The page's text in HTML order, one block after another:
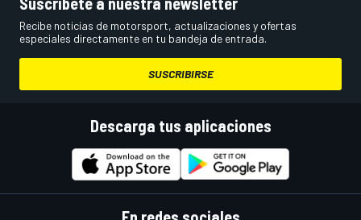
Recibe noticias de motorsport, actualizaciones y ofertas
especiales directamente en tu bandeja de entrada.
SUSCRIBIRSE
Descarga tus aplicaciones